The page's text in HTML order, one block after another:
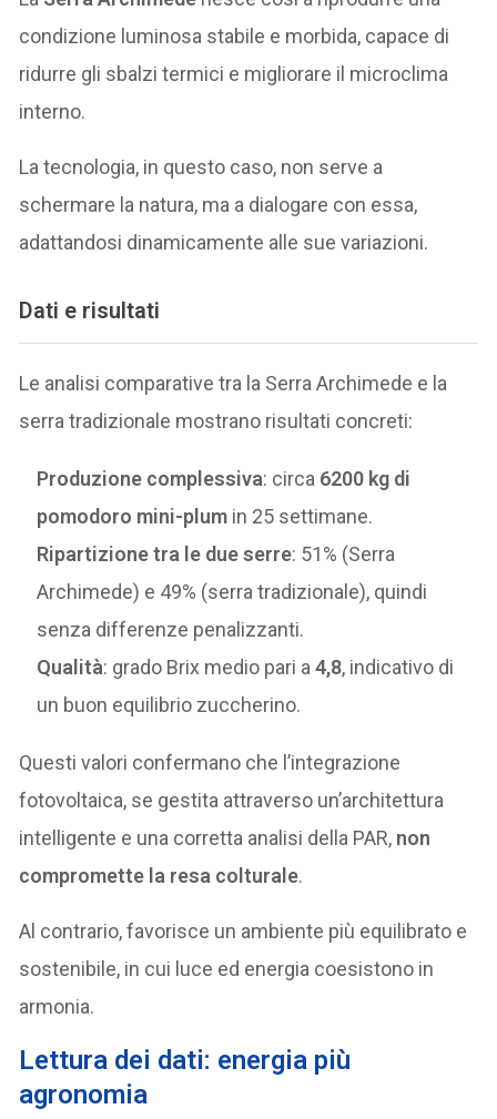
condizione luminosa stabile e morbida, capace di
ridurre gli sbalzi termici e migliorare il microclima
interno.
La tecnologia, in questo caso, non serve a
schermare la natura, ma a dialogare con essa,
adattandosi dinamicamente alle sue variazioni.
Dati e risultati
Le analisi comparative tra la Serra Archimede e la
serra tradizionale mostrano risultati concreti:
Produzione complessiva: circa 6200 kg di
pomodoro mini-plum in 25 settimane.
Ripartizione tra le due serre: 51% (Serra
Archimede) e 49% (serra tradizionale), quindi
senza differenze penalizzanti.
Qualità: grado Brix medio pari a4,8, indicativo di
un buon equilibrio zuccherino.
Questi valori confermano che l’integrazione
fotovoltaica, se gestita attraverso un’architettura
intelligente e una corretta analisi della PAR, non
compromette la resa colturale.
Al contrario, favorisce un ambiente più equilibrato e
sostenibile, in cui luce ed energia coesistono in
armonia.
Lettura dei dati: energia più
agronomia